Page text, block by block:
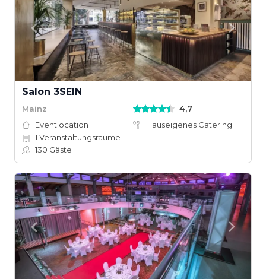
Salon 3SEIN
Mainz 4,7
Eventlocation
Hauseigenes Catering
1 Veranstaltungsräume
130 Gäste